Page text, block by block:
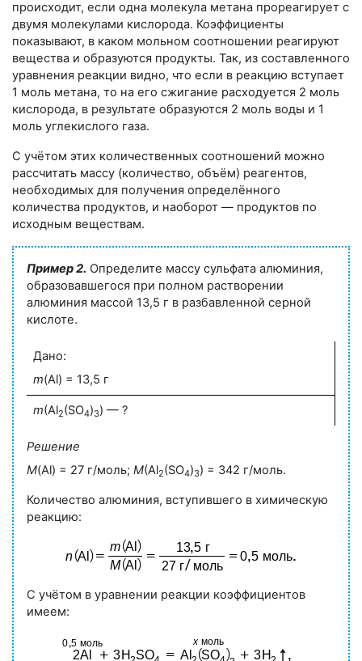
происходит, если одна молекула метана прореагирует с
двумя молекулами кислорода. Коэффициенты
показывают, в каком мольном соотношении реагируют
вещества и образуются продукты. Так, из составленного
уравнения реакции видно, что если в реакцию вступает
1 моль метана, то на его сжигание расходуется 2 моль
кислорода, в результате образуются 2 моль воды и 1
моль углекислого газа.
С учётом этих количественных соотношений можно
рассчитать массу (количество, объём) реагентов,
необходимых для получения определённого
количества продуктов, и наоборот — продуктов по
исходным веществам.
Пример 2. Определите массу сульфата алюминия,
образовавшегося при полном растворении
алюминия массой 13,5 г в разбавленной серной
кислоте.
Дано:
m(Аl) = 13,5 г
m(Al2(SО4)3) — ?
Решение
M(Al) = 27 г/моль; M(Al2(SO4)3) = 342 г/моль.
Количество алюминия, вступившего в химическую
реакцию:
С учётом в уравнении реакции коэффициентов
имеем: